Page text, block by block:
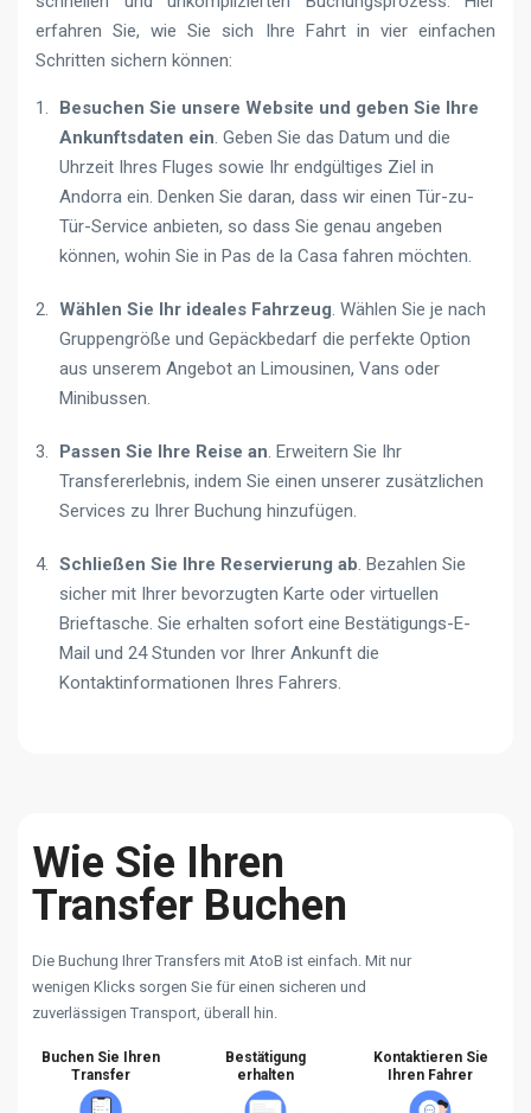
erfahren Sie, wie Sie sich Ihre Fahrt in vier einfachen
Schritten sichern können:
Besuchen Sie unsere Website und geben Sie Ihre
Ankunftsdaten ein. Geben Sie das Datum und die
Uhrzeit Ihres Fluges sowie Ihr endgültiges Ziel in
Andorra ein. Denken Sie daran, dass wir einen Tür-zu-
Tür-Service anbieten, so dass Sie genau angeben
können, wohin Sie in Pas de la Casa fahren möchten.
Wählen Sie Ihr ideales Fahrzeug. Wählen Sie je nach
Gruppengröße und Gepäckbedarf die perfekte Option
aus unserem Angebot an Limousinen, Vans oder
Minibussen.
Passen Sie Ihre Reise an. Erweitern Sie Ihr
Transfererlebnis, indem Sie einen unserer zusätzlichen
Services zu Ihrer Buchung hinzufügen.
Schließen Sie Ihre Reservierung ab. Bezahlen Sie
sicher mit Ihrer bevorzugten Karte oder virtuellen
Brieftasche. Sie erhalten sofort eine Bestätigungs-E-
Mail und 24 Stunden vor Ihrer Ankunft die
Kontaktinformationen Ihres Fahrers.
Wie Sie Ihren
Transfer Buchen
Die Buchung Ihrer Transfers mit AtoB ist einfach. Mit nur
wenigen Klicks sorgen Sie für einen sicheren und
zuverlässigen Transport, überall hin.
Buchen Sie Ihren
Transfer
Bestätigung
erhalten
Kontaktieren Sie
Ihren Fahrer